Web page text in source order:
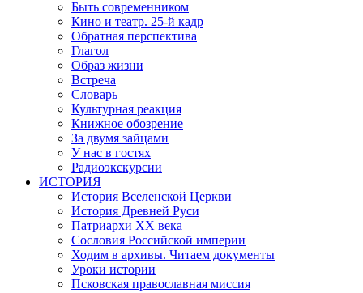
Быть современником
Кино и театр. 25-й кадр
Обратная перспектива
Глагол
Образ жизни
Встреча
Словарь
Культурная реакция
Книжное обозрение
За двумя зайцами
У нас в гостях
Радиоэкскурсии
ИСТОРИЯ
История Вселенской Церкви
История Древней Руси
Патриархи XX века
Сословия Российской империи
Ходим в архивы. Читаем документы
Уроки истории
Псковская православная миссия